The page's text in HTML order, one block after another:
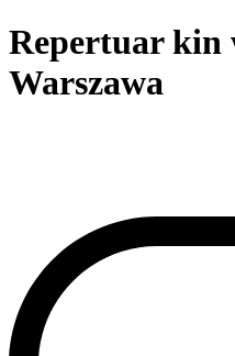
Repertuar kin
Warszawa